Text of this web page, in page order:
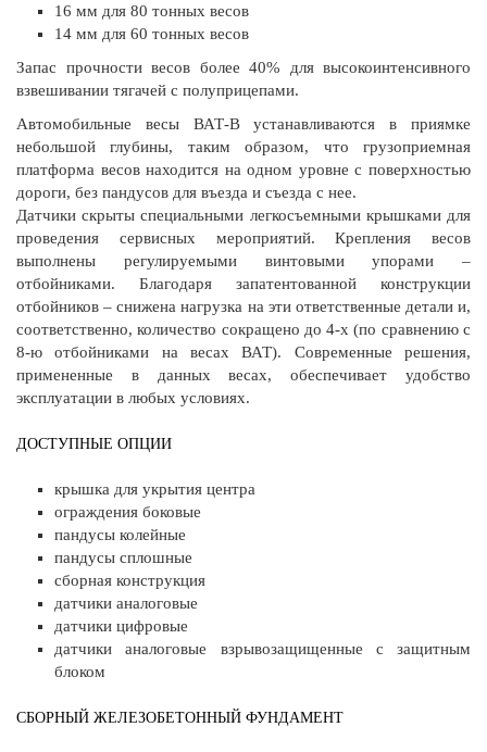
16 мм для 80 тонных весов
14 мм для 60 тонных весов
Запас прочности весов более 40% для высокоинтенсивного
взвешивании тягачей с полуприцепами.
Автомобильные весы ВАТ-В устанавливаются в приямке
небольшой глубины, таким образом, что грузоприемная
платформа весов находится на одном уровне с поверхностью
дороги, без пандусов для въезда и съезда с нее.
Датчики скрыты специальными легкосъемными крышками для
проведения сервисных мероприятий. Крепления весов
выполнены регулируемыми винтовыми упорами –
отбойниками. Благодаря запатентованной конструкции
отбойников – снижена нагрузка на эти ответственные детали и,
соответственно, количество сокращено до 4-х (по сравнению с
8-ю отбойниками на весах ВАТ). Современные решения,
примененные в данных весах, обеспечивает удобство
эксплуатации в любых условиях.
ДОСТУПНЫЕ ОПЦИИ
крышка для укрытия центра
ограждения боковые
пандусы колейные
пандусы сплошные
сборная конструкция
датчики аналоговые
датчики цифровые
датчики аналоговые взрывозащищенные с защитным
блоком
СБОРНЫЙ ЖЕЛЕЗОБЕТОННЫЙ ФУНДАМЕНТ